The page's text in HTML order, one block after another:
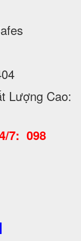
Lượng Cao:
7: 098